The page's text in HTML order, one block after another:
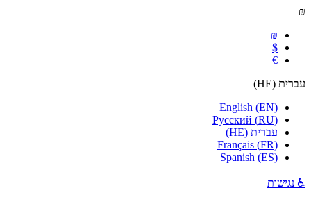
₪
₪
$
€
עברית (
HE
)
English (EN)
Русский (RU)
עברית (
HE
)
Français (FR)
Spanish (ES)
♿ נגישות